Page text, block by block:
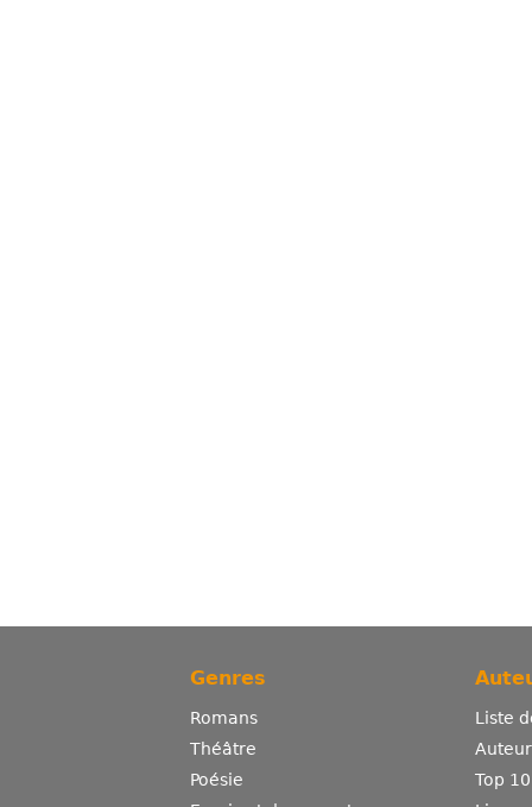
Genres
Romans
Théâtre
Poésie
Liste
Top